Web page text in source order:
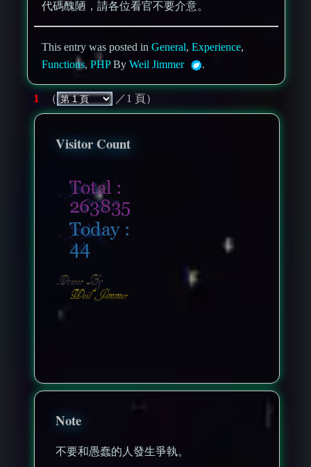
代碼醜陋，請各位看官不要介意。
This entry was posted inGeneral,Experience,
Functions,PHPByWeil Jimmer .
1 （ ／1 頁）
Visitor Count
Note
不要和愚蠢的人發生爭執。